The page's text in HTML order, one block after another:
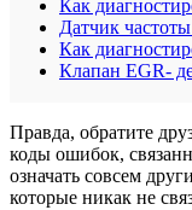
Как
Датчик
Как
Клапан EGR-
Правда, обратите
коды ошибок,
означать совсем
которые никак не